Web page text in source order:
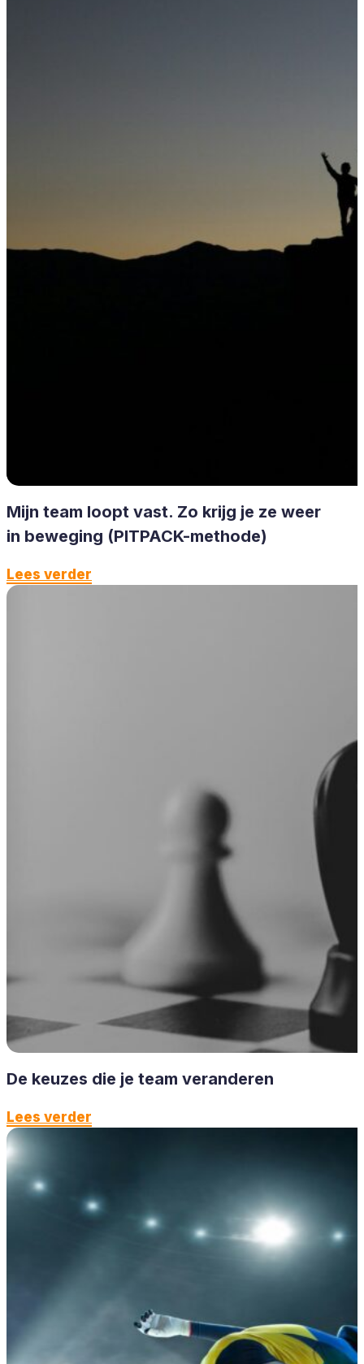
Mijn team loopt vast. Zo krijg je ze weer
in beweging (PITPACK-methode)
Lees verder
De keuzes die je team veranderen
Lees verder